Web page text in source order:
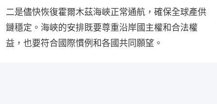
二是儘快恢復霍爾木茲海峽正常通航，確保全球產供
鏈穩定。海峽的安排既要尊重沿岸國主權和合法權
益，也要符合國際慣例和各國共同願望。